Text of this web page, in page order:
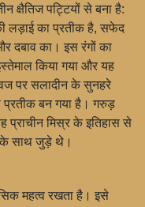
क्षैतिज पट्टियों से बना है:
लड़ाई का प्रतीक है, सफेद
का। इस रंगों का
किया गया और यह
पर सलादीन के सुनहरे
प्रतीक बन गया है। गरुड़
प्राचीन मिस्र के इतिहास से
के साथ जुड़े थे।
महत्व रखता है। इसे